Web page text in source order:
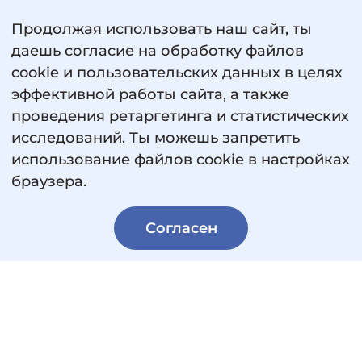
Продолжая использовать наш сайт, ты
даешь согласие на обработку файлов
cookie и пользовательских данных в целях
эффективной работы сайта, а также
проведения ретаргетинга и статистических
исследований. Ты можешь запретить
использование файлов cookie в настройках
браузера.
Согласен
Пользовательское соглашение
Политика обработки персональных данных
Сведения об образовательной организации